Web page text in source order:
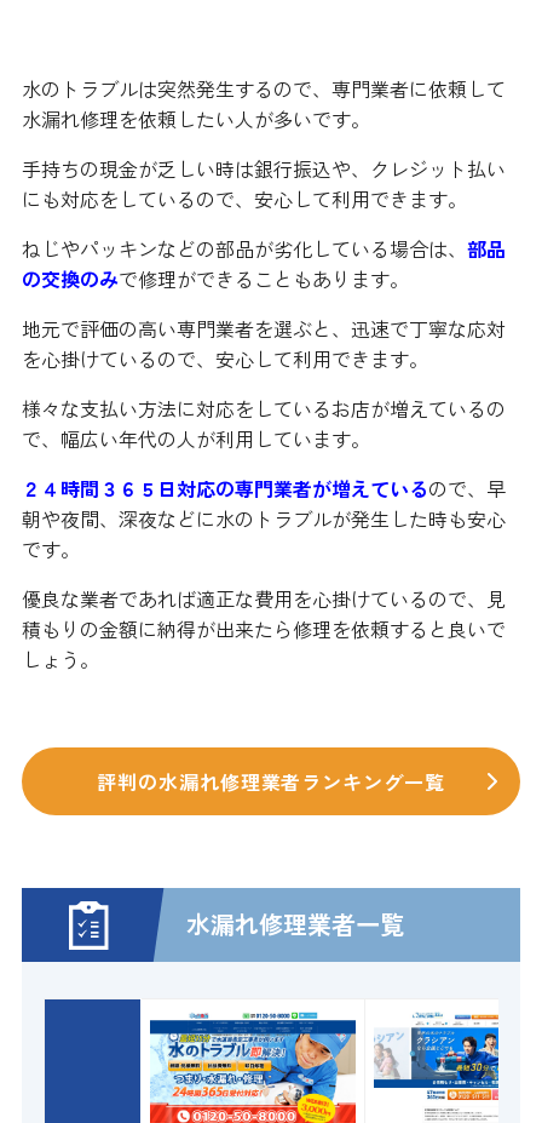
水のトラブルは突然発生するので、専門業者に依頼して
水漏れ修理を依頼したい人が多いです。
手持ちの現金が乏しい時は銀行振込や、クレジット払い
にも対応をしているので、安心して利用できます。
ねじやパッキンなどの部品が劣化している場合は、 部品
の交換のみで修理ができることもあります。
地元で評価の高い専門業者を選ぶと、迅速で丁寧な応対
を心掛けているので、安心して利用できます。
様々な支払い方法に対応をしているお店が増えているの
で、幅広い年代の人が利用しています。
２４時間３６５日対応の専門業者が増えているので、早
朝や夜間、深夜などに水のトラブルが発生した時も安心
です。
優良な業者であれば適正な費用を心掛けているので、見
積もりの金額に納得が出来たら修理を依頼すると良いで
しょう。
評判の水漏れ修理業者ランキング一覧
水漏れ修理業者一覧